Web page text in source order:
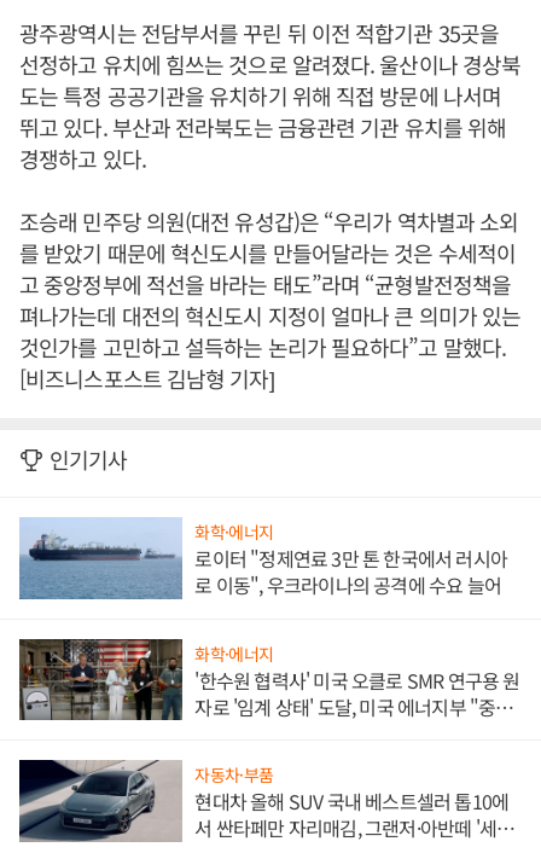
광주광역시는 전담부서를 꾸린 뒤 이전 적합기관 35곳을
선정하고 유치에 힘쓰는 것으로 알려졌다. 울산이나 경상북
도는 특정 공공기관을 유치하기 위해 직접 방문에 나서며
뛰고 있다. 부산과 전라북도는 금융관련 기관 유치를 위해
경쟁하고 있다.
조승래 민주당 의원(대전 유성갑)은 “우리가 역차별과 소외
를 받았기 때문에 혁신도시를 만들어달라는 것은 수세적이
고 중앙정부에 적선을 바라는 태도”라며 “균형발전정책을
펴나가는데 대전의 혁신도시 지정이 얼마나 큰 의미가 있는
것인가를 고민하고 설득하는 논리가 필요하다”고 말했다.
[비즈니스포스트 김남형 기자]
인기기사
화학·에너지
로이터 "정제연료 3만 톤 한국에서 러시아
로 이동", 우크라이나의 공격에 수요 늘어
화학·에너지
'한수원 협력사' 미국 오클로 SMR 연구용 원
자로 '임계 상태' 도달, 미국 에너지부 "중요
자동차·부품
현대차 올해 SUV 국내 베스트셀러 톱10에
서 싼타페만 자리매김, 그랜저·아반떼 '세단